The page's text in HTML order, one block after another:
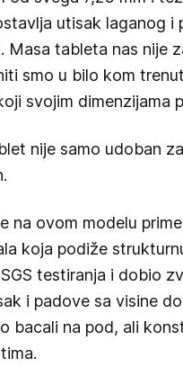
utisak laganog i
Masa tableta nas nije
smo u bilo kom
svojim dimenzijama
nije samo udoban
na ovom modelu
koja podiže
testiranja i dobio
i padove sa visine
bacali na pod, ali